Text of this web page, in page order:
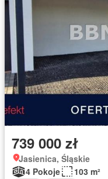
739 000 zł
Jasienica, Śląskie
4 Pokoje
103 m²